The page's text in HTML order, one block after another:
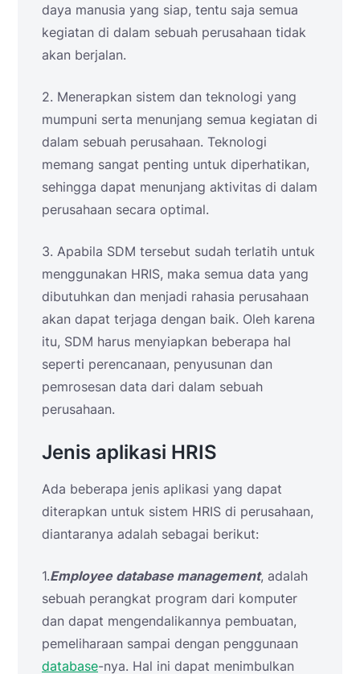
daya manusia yang siap, tentu saja semua
kegiatan di dalam sebuah perusahaan tidak
akan berjalan.
2. Menerapkan sistem dan teknologi yang
mumpuni serta menunjang semua kegiatan di
dalam sebuah perusahaan. Teknologi
memang sangat penting untuk diperhatikan,
sehingga dapat menunjang aktivitas di dalam
perusahaan secara optimal.
3. Apabila SDM tersebut sudah terlatih untuk
menggunakan HRIS, maka semua data yang
dibutuhkan dan menjadi rahasia perusahaan
akan dapat terjaga dengan baik. Oleh karena
itu, SDM harus menyiapkan beberapa hal
seperti perencanaan, penyusunan dan
pemrosesan data dari dalam sebuah
perusahaan.
Jenis aplikasi HRIS
Ada beberapa jenis aplikasi yang dapat
diterapkan untuk sistem HRIS di perusahaan,
diantaranya adalah sebagai berikut:
1.Employee database management, adalah
sebuah perangkat program dari komputer
dan dapat mengendalikannya pembuatan,
pemeliharaan sampai dengan penggunaan
database-nya. Hal ini dapat menimbulkan